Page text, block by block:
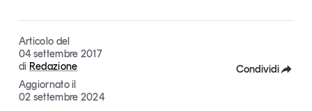
Articoli
Opinioni
Dossier
Il Numero
Interviste
Tutti gli studi e le ricerche
Articolo del
04 settembre 2017
di Redazione
Aggiornato il
02 settembre 2024
Condividi